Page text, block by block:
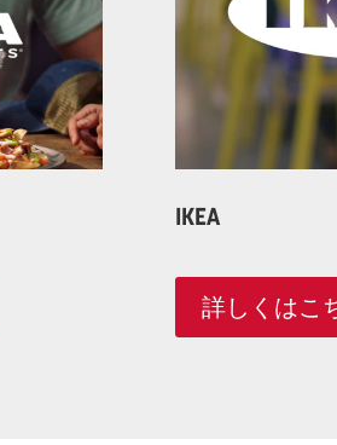
IKEA
詳しくはこ